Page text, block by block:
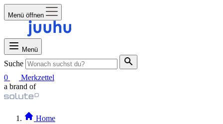
Menü öffnen
Menü
Suche
0
Merkzettel
a brand of
Home